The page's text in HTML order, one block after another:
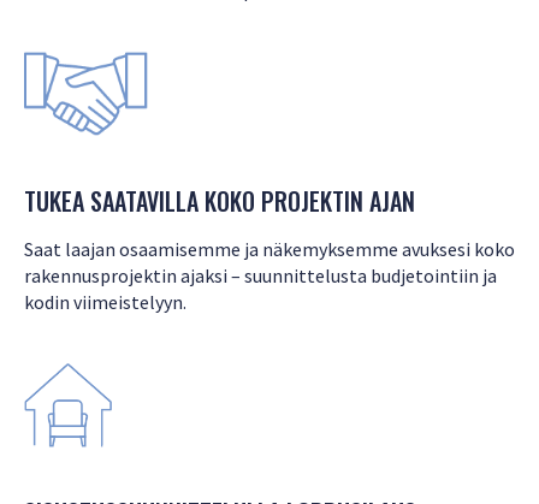
TUKEA SAATAVILLA KOKO PROJEKTIN AJAN
Saat laajan osaamisemme ja näkemyksemme avuksesi koko
rakennusprojektin ajaksi – suunnittelusta budjetointiin ja
kodin viimeistelyyn.